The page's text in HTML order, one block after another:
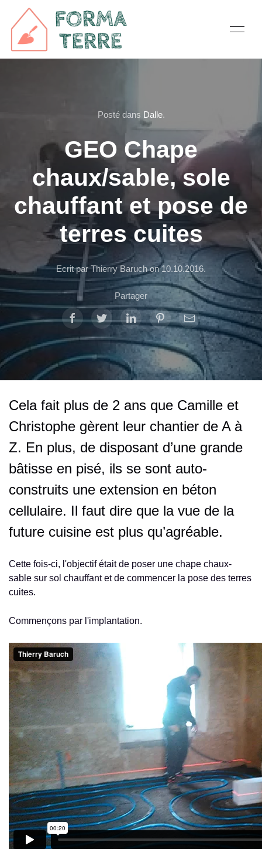
Posté dans Dalle.
GEO Chape
chaux/sable, sole
chauffant et pose de
terres cuites
Ecrit par Thierry Baruch on10.10.2016.
Partager
Cela fait plus de 2 ans que Camille et
Christophe gèrent leur chantier de A à
Z. En plus, de disposant d’une grande
bâtisse en pisé, ils se sont auto-
construits une extension en béton
cellulaire. Il faut dire que la vue de la
future cuisine est plus qu’agréable.
Cette fois-ci, l'objectif était de poser une chape chaux-
sable sur sol chauffant et de commencer la pose des terres
cuites.
Commençons par l'implantation.